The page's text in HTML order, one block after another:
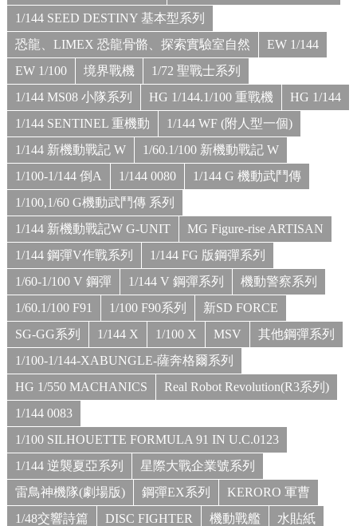
1/144 SEED DESTINY 基本型系列
恐龍、LIMEX 恐龍骨骼、探索實驗室自然
EW 1/144
EW 1/100
境界戰機
1/72 聖戰士系列
1/144 MS08 小隊系列
HG 1/144.1/100 重戰機
HG 1/144
1/144 SENTINEL 重機動
1/144 WF (附人型一個)
1/144 新機動戰記 W
1/60.1/100 新機動戰記 W
1/100-1/144 倒A
1/144 0080
1/144 G 機動武鬥傳
1/100,1/60 G機動武鬥傳 系列
1/144 新機動戰記W G-UNIT
MG Figure-rise ARTISAN
1/144 鋼彈V作戰系列
1/144 FG 版鋼彈系列
1/60-1/100 V 鋼彈
1/144 V 鋼彈系列
機動警察系列
1/60.1/100 F91
1/100 F90系列
新SD FORCE
SG-GG系列
1/144 X 1/100 X MSV
其他鋼彈系列
1/100-1/144-XABUNGLE-薩奔格爾系列
HG 1/550 MACHANICS
Real Robot Revolution(R3系列)
1/144 0083
1/100 SILHOUETTE FORMULA 91 IN U.C.0123
1/144 逆襲夏亞系列
星際大戰企業號系列
雷鳥神機隊(劇場版)
鋼彈EX系列
KERORO 軍曹
1/48交響詩篇
DISC FIGHTER 機動戰艦
水貼紙